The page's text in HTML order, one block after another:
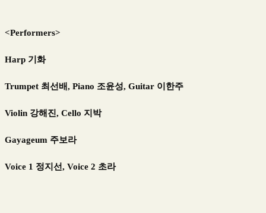
<Performers>
Harp 기화
Trumpet 최선배, Piano 조윤성, Guitar 이한주
Violin 강해진, Cello 지박
Gayageum 주보라
Voice 1 정지선, Voice 2 초라